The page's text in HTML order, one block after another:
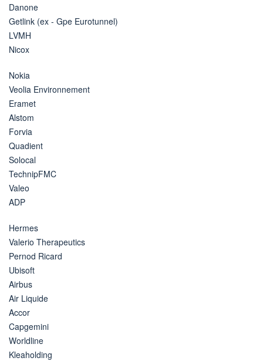
Danone
Getlink (ex - Gpe Eurotunnel)
LVMH
Nicox
Nokia
Veolia Environnement
Eramet
Alstom
Forvia
Quadient
Solocal
TechnipFMC
Valeo
ADP
Hermes
Valerio Therapeutics
Pernod Ricard
Ubisoft
Airbus
Air Liquide
Accor
Capgemini
Worldline
Kleaholding